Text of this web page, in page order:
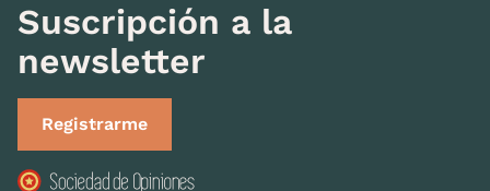
Suscripción a la
newsletter
Registrarme